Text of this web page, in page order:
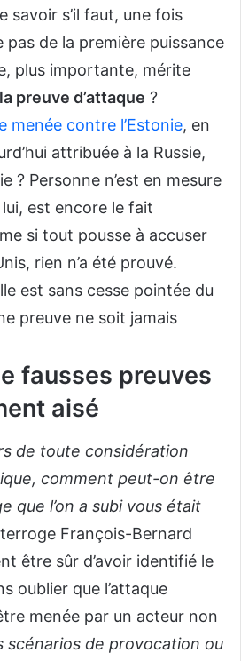
savoir s’il faut, une fois
de la première puissance
plus importante, mérite
la preuve d’attaque ?
menée contre l’Estonie, en
attribuée à la Russie,
? Personne n’est en mesure
est encore le fait
si tout pousse à accuser
rien n’a été prouvé.
est sans cesse pointée du
preuve ne soit jamais
fausses preuves
aisé
de toute considération
comment peut-on être
que l’on a subi vous était
François-Bernard
être sûr d’avoir identifié le
oublier que l’attaque
menée par un acteur non
scénarios de provocation ou